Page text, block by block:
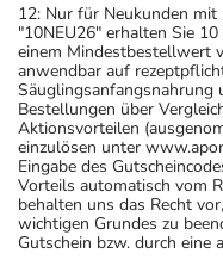
12: Nur für Neukunden
"10NEU26" erhalten Sie
einem Mindestbestellwert
anwendbar auf
Säuglingsanfangsnahrung
Bestellungen über
Aktionsvorteilen
einzulösen unter
Eingabe des
Vorteils automatisch vom
behalten uns das Recht
wichtigen Grundes zu
Gutschein bzw. durch eine